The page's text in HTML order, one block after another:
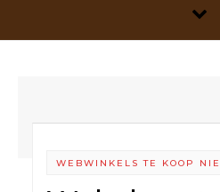
WEBWINKELS TE KOOP